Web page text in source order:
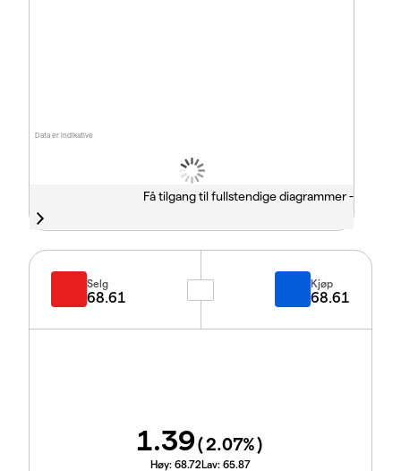
Data er indikative
Få tilgang til fullstendige diagrammer -
Selg
68.61
Kjøp
68.61
1.39(2.07%)
Høy: 68.72Lav: 65.87